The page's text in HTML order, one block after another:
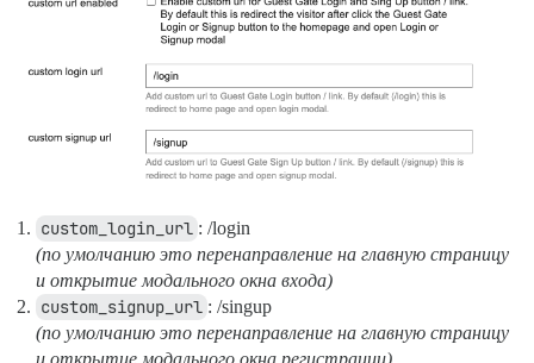
custom_login_url : /login
(по умолчанию это перенаправление на главную страницу
и открытие модального окна входа)
custom_signup_url : /singup
(по умолчанию это перенаправление на главную страницу
и открытие модального окна регистрации)